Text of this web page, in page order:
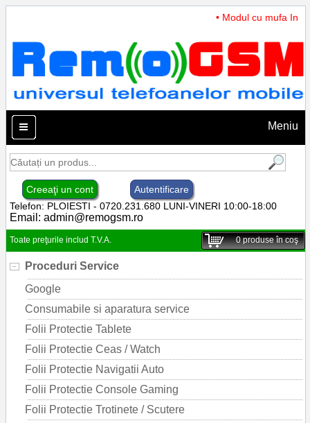
• Modul cu mufa
Meniu
Creeaţi un cont
Autentificare
Telefon: PLOIESTI - 0720.231.680 LUNI-VINERI 10:00-18:00
Email: admin@remogsm.ro
Toate preţurile includ T.V.A. 0produse în coş
Proceduri Service
Google
Consumabile si aparatura service
Folii Protectie Tablete
Folii Protectie Ceas / Watch
Folii Protectie Navigatii Auto
Folii Protectie Console Gaming
Folii Protectie Trotinete / Scutere